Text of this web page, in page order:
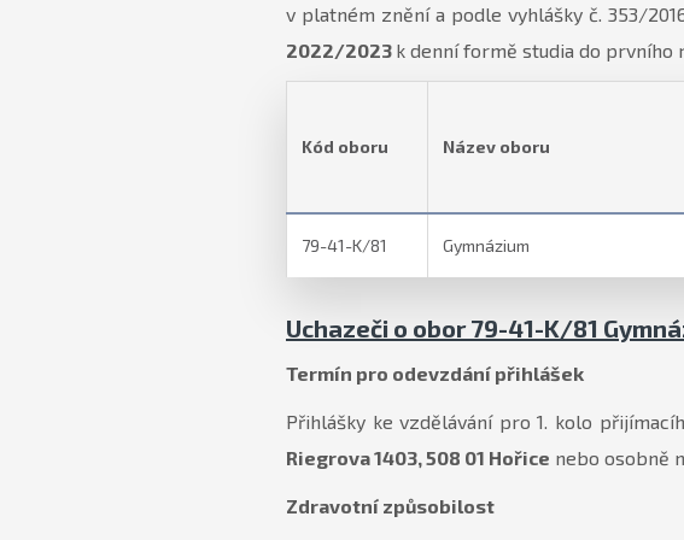
v platném znění a podle vyhlášky č. 353/
2022/2023 k denní formě studia do prvního
Kód oboru Název oboru
79-41-K/81 Gymnázium
Uchazeči o obor 79-41-K/81
Termín pro odevzdání přihlášek
Přihlášky ke vzdělávání pro 1. kolo
Riegrova 1403, 508 01 Hořice nebo osobně
Zdravotní způsobilost